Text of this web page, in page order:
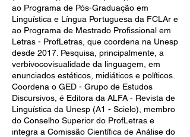
ao Programa de Pós-Graduação em
Linguística e Língua Portuguesa da FCLAr e
ao Programa de Mestrado Profissional em
Letras - ProfLetras, que coordena na Unesp
desde 2017. Pesquisa, principalmente, a
verbivocovisualidade da linguagem, em
enunciados estéticos, midiáticos e políticos.
Coordena o GED - Grupo de Estudos
Discursivos, é Editora da ALFA - Revista de
Linguística da Unesp (A1 - Scielo), membro
do Conselho Superior do ProfLetras e
integra a Comissão Científica de Análise do